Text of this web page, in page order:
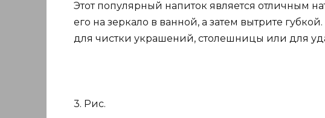
Этот популярный напиток является отличным
его на зеркало в ванной, а затем вытрите
для чистки украшений, столешницы или для
3. Рис.